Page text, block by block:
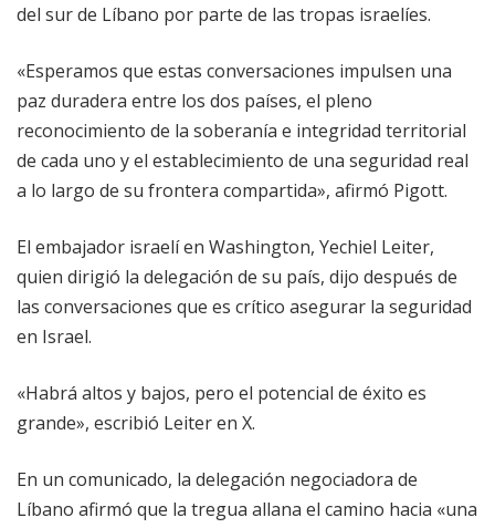
del sur de Líbano por parte de las tropas israelíes.
«Esperamos que estas conversaciones impulsen una
paz duradera entre los dos países, el pleno
reconocimiento de la soberanía e integridad territorial
de cada uno y el establecimiento de una seguridad real
a lo largo de su frontera compartida», afirmó Pigott.
El embajador israelí en Washington, Yechiel Leiter,
quien dirigió la delegación de su país, dijo después de
las conversaciones que es crítico asegurar la seguridad
en Israel.
«Habrá altos y bajos, pero el potencial de éxito es
grande», escribió Leiter en X.
En un comunicado, la delegación negociadora de
Líbano afirmó que la tregua allana el camino hacia «una